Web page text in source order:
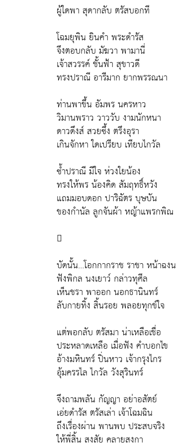
ผู้ใดพา สุดากลับ ตรัสบอกที
โฉมยุพิน ยินคำ พระดำรัส
จึงตอบกลับ มัฆวา พามานี่
เจ้าสวรรค์ ชั้นฟ้า สุขาวดี
ทรงปราณี อารีมาก ยากพรรณนา
ท่านพาขึ้น อัมพร นครหาว
วิมานพราว วาววับ งามนักหนา
ดาวดึงส์ สวยซึ้ง ตรึงอุรา
เกินจักหา ใดเปรียบ เทียบไกวัล
ซ้ำปราณี มีใจ ห่วงใยน้อง
ทรงให้พร น้องคิด สัมฤทธิ์หวัง
แถมมอบดอก ปาริฉัตร บุษบัน
ของกำนัล ลูกจันผ้า หญ้าแพรกพิณ

บัดนั้น…โอกกากราช ราชา หน้าฉงน
ฟังพิกล นงเยาว์ กล่าวทุศีล
เห็นชรา พาออก นอกธานินทร์
ลับกายทิ้ง สิ้นรอย พลอยทุกข์ใจ
แต่พอกลับ ตรัสมา น่าเหลือเชื่อ
ประหลาดเหลือ เมื่อฟัง คำบอกไข
อ้างมหินทร์ ปิ่นหาว เจ้ากรุงไกร
อุ้มครรไล ไกวัล วังสุรินทร์
จึงถามพลัน กัญญา อย่าอสัตย์
เอ่ยดำรัส ตรัสเล่า เจ้าโฉมฉิน
ถึงเรื่องผ่าน พานพบ ประสบจริง
ให้พี่สิ้น สงสัย คลายสงกา